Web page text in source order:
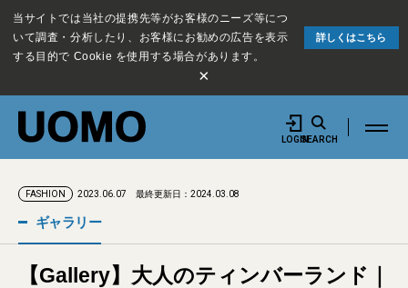
当サイトでは当社の提携先等がお客様のニーズ等につ
いて調査・分析したり、お客様にお勧めの広告を表示
する目的で Cookie を使用する場合があります。
詳しくはこちら
×
LOGINSEARCH
FASHION 2023.06.07 最終更新日：2024.03.08
ギャラリー
【Gallery】大人のティンバーランド｜